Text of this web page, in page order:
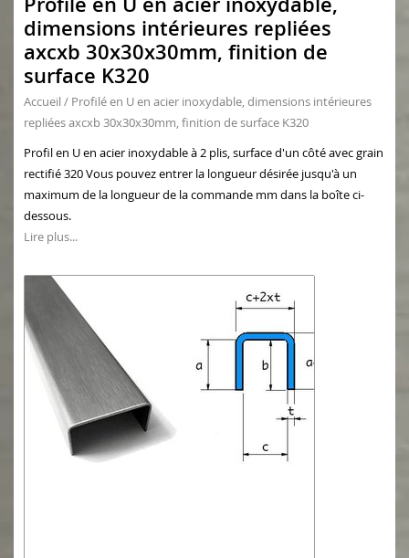
dimensions intérieures repliées
axcxb 30x30x30mm, finition de
surface K320
Accueil / Profilé en U en acier inoxydable, dimensions intérieures
repliées axcxb 30x30x30mm, finition de surface K320
Profil en U en acier inoxydable à 2 plis, surface d'un côté avec grain
rectifié 320 Vous pouvez entrer la longueur désirée jusqu'à un
maximum de la longueur de la commande mm dans la boîte ci-
dessous.
Lire plus...